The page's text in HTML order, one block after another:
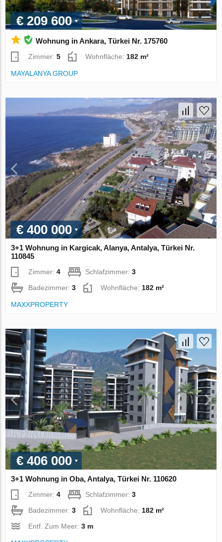
€ 209 600
Wohnung in Ankara, Türkei Nr. 175760
Zimmer:5 Wohnfläche: 182 m²
MAYALANYA GROUP
€ 400 000
3+1 Wohnung in Kargicak, Alanya, Antalya, Türkei Nr.
110845
Zimmer:4 Schlafzimmer:3
Badezimmer:3 Wohnfläche: 182 m²
MAXXPROPERTY
€ 406 000
3+1 Wohnung in Oba, Antalya, Türkei Nr. 110620
Zimmer:4 Schlafzimmer:3
Badezimmer:3 Wohnfläche: 182 m²
Entf. Zum Meer:3 m